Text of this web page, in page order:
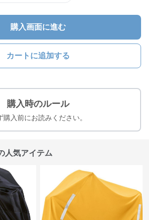
購入画面に進む
カートに追加する
購入時のルール
購入前にお読みください。
人気アイテム